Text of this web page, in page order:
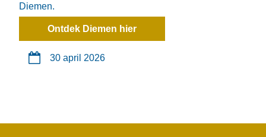
Diemen.
Ontdek Diemen hier
30 april 2026